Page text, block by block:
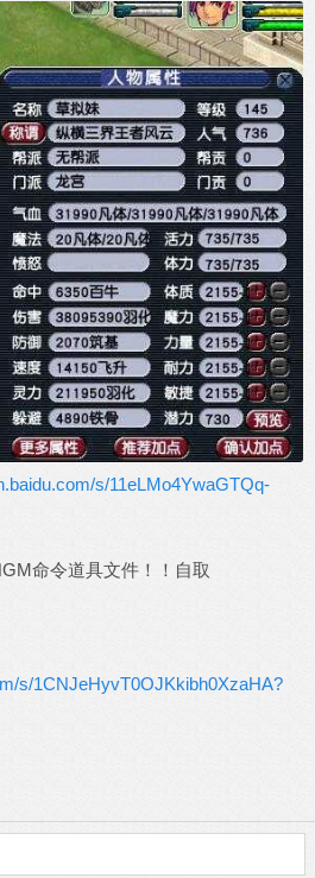
s/11eLMo4YwaGTQq-
命令道具文件！！自取
s/1CNJeHyvT0OJKkibh0XzaHA?